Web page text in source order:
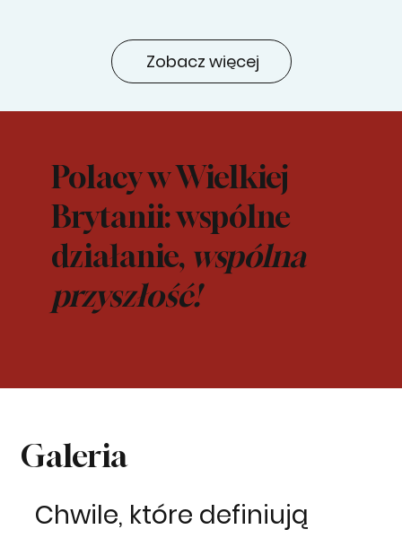
Zobacz więcej
Polacy w Wielkiej
Brytanii: wspólne
działanie, wspólna
przyszłość!
Galeria
Chwile, które definiują